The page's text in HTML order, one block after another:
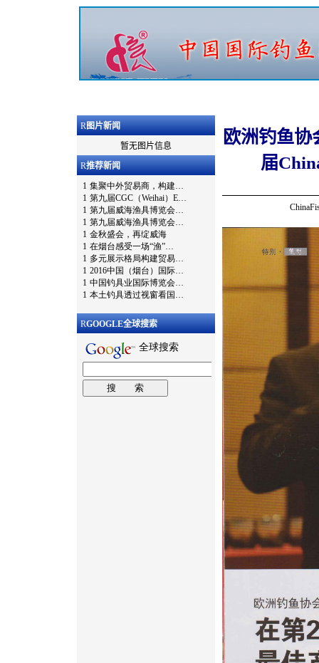
R图片新闻
暂无图片信息
R推荐新闻
RGOOGLE全球搜索
欧洲钓鱼协
届